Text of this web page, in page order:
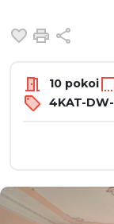
Dodaj do
Drukuj
10 pokoi
4KAT-